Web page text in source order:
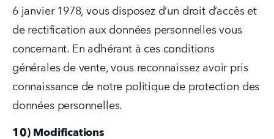
6 janvier 1978, vous disposez d’un droit d’accès et
de rectification aux données personnelles vous
concernant. En adhérant à ces conditions
générales de vente, vous reconnaissez avoir pris
connaissance de notre politique de protection des
données personnelles.
10) Modifications